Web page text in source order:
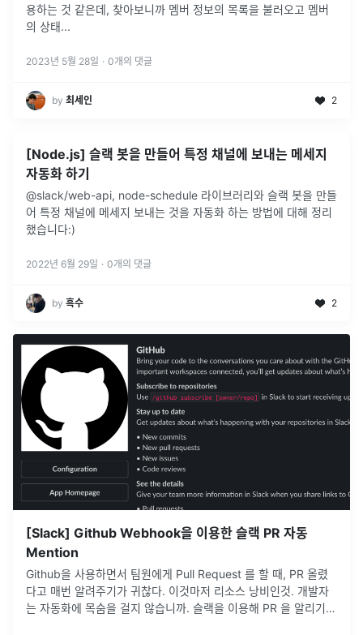
용하는 것 같은데, 찾아보니까 멤버 정보의 목록을 불러오고 멤버
의 상태...
2023년 5월 28일 · 0개의 댓글
by 최세인 2
[Node.js] 슬랙 봇을 만들어 특정 채널에 보내는 메세지
자동화 하기
@slack/web-api, node-schedule 라이브러리와 슬랙 봇을 만들
어 특정 채널에 메세지 보내는 것을 자동화 하는 방법에 대해 정리
했습니다:)
2022년 6월 29일 · 0개의 댓글
by 흑수 2
[Slack] Github Webhook을 이용한 슬랙 PR 자동
Mention
Github을 사용하면서 팀원에게 Pull Request 를 할 때, PR 올렸
다고 매번 알려주기가 귀찮다. 이것마저 리소스 낭비인것. 개발자
는 자동화에 목숨을 걸지 않습니까. 슬랙을 이용해 PR 을 알리기